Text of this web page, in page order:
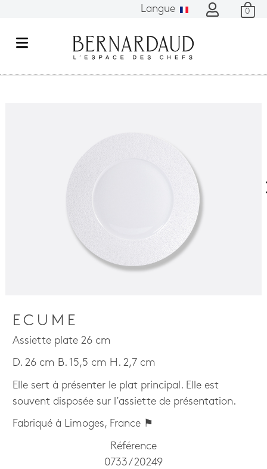
Langue 0
M
ECUME
Assiette plate 26 cm
D. 26 cm B. 15,5 cm H. 2,7 cm
Elle sert à présenter le plat principal. Elle est
souvent disposée sur l’assiette de présentation.
Fabriqué à Limoges, France ⚑
Référence
0733 / 20249